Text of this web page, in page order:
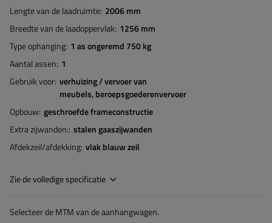
Lengte van de laadruimte 2006 mm
Breedte van de laadoppervlak 1256 mm
Type ophanging 1 as ongeremd 750 kg
Aantal assen 1
Gebruik voor verhuizing / vervoer van
meubels beroepsgoederenvervoer
Opbouw geschroefde frameconstructie
Extra zijwanden: stalen gaaszijwanden
Afdekzeil/afdekking vlak blauw zeil
Zie de volledige specificatie
Selecteer de MTM van de aanhangwagen.